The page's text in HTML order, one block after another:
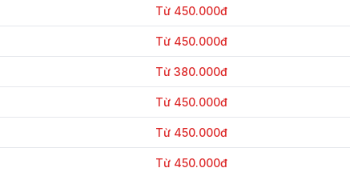
Từ 450.000đ
Từ 450.000đ
Từ 380.000đ
Từ 450.000đ
Từ 450.000đ
Từ 450.000đ